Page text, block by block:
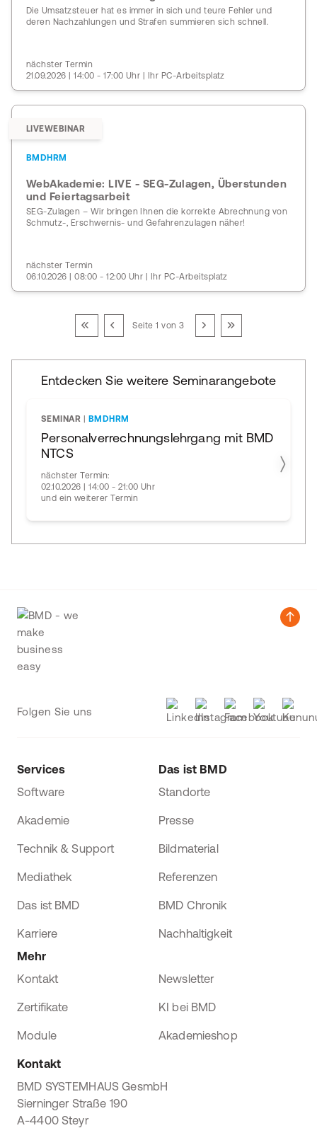
Die Umsatzsteuer hat es immer in sich und teure Fehler und
deren Nachzahlungen und Strafen summieren sich schnell.
nächster Termin
21.09.2026 | 14:00 - 17:00 Uhr | Ihr PC-Arbeitsplatz
LIVEWEBINAR
BMDHRM
WebAkademie: LIVE - SEG-Zulagen, Überstunden
und Feiertagsarbeit
SEG-Zulagen – Wir bringen Ihnen die korrekte Abrechnung von
Schmutz-, Erschwernis- und Gefahrenzulagen näher!
nächster Termin
06.10.2026 | 08:00 - 12:00 Uhr | Ihr PC-Arbeitsplatz
Seite 1 von 3
Entdecken Sie weitere Seminarangebote
SEMINAR BMDHRM
Personalverrechnungslehrgang mit BMD
NTCS
nächster Termin:
02.10.2026 | 14:00 - 21:00 Uhr
und ein weiterer Termin
Folgen Sie uns
Services
Software
Akademie
Technik & Support
Mediathek
Das ist BMD
Karriere
Das ist BMD
Standorte
Presse
Bildmaterial
Referenzen
BMD Chronik
Nachhaltigkeit
Mehr
Kontakt
Newsletter
Zertifikate KI bei BMD
Module Akademieshop
Kontakt
BMD SYSTEMHAUS GesmbH
Sierninger Straße 190
A-4400 Steyr